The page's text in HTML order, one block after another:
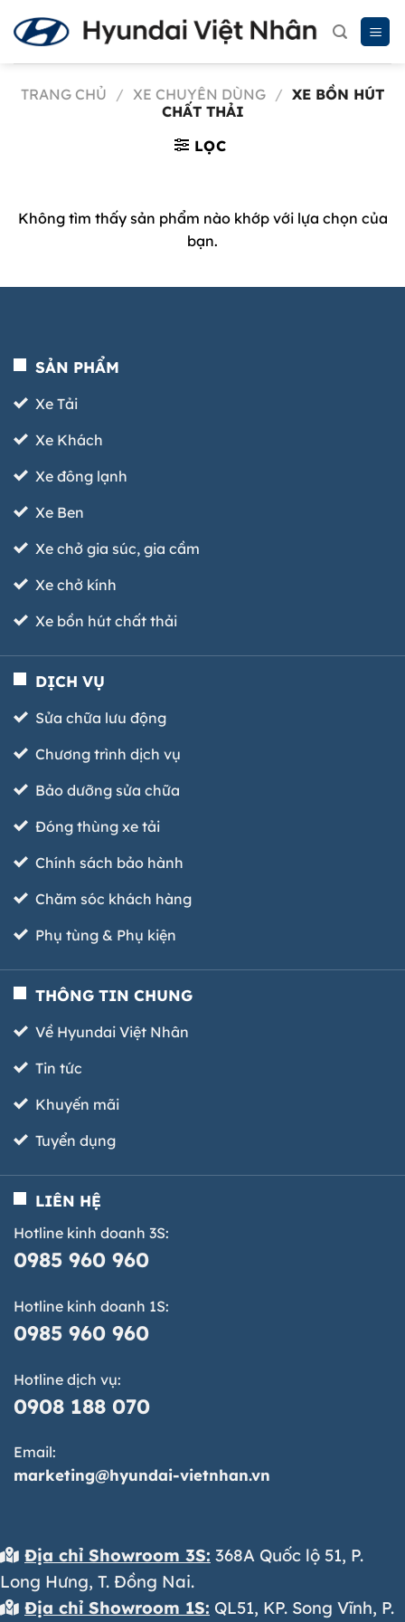
đến
TRANG CHỦ / XE CHUYÊN DÙNG / XE BỒN HÚT
CHẤT THẢI
LỌC
Không tìm thấy sản phẩm nào khớp với lựa chọn của
bạn.
SẢN PHẨM
Xe Tải
Xe Khách
Xe đông lạnh
Xe Ben
Xe chở gia súc, gia cầm
Xe chở kính
Xe bồn hút chất thải
DỊCH VỤ
Sửa chữa lưu động
Chương trình dịch vụ
Bảo dưỡng sửa chữa
Đóng thùng xe tải
Chính sách bảo hành
Chăm sóc khách hàng
Phụ tùng & Phụ kiện
THÔNG TIN CHUNG
Về Hyundai Việt Nhân
Tin tức
Khuyến mãi
Tuyển dụng
LIÊN HỆ
Hotline kinh doanh 3S:
0985 960 960
Hotline kinh doanh 1S:
0985 960 960
Hotline dịch vụ:
0908 188 070
Email:
marketing@hyundai-vietnhan.vn
Địa chỉ Showroom 3S: 368A Quốc lộ 51, P.
Long Hưng, T. Đồng Nai.
Địa chỉ Showroom 1S: QL51, KP. Song Vĩnh, P.